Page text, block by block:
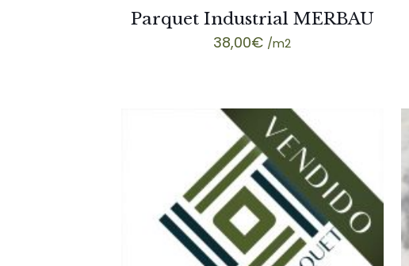
Parquet Industrial MERBAU
38,00€ /m2